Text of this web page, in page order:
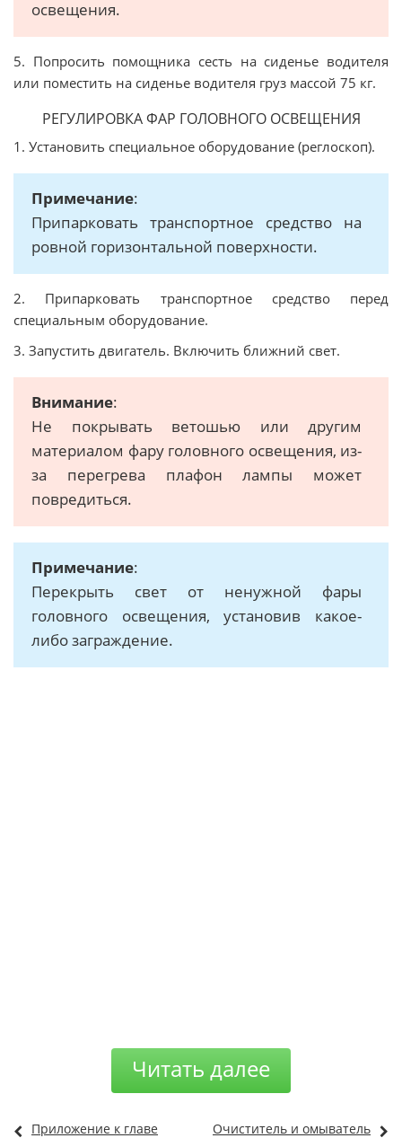
освещения.
5. Попросить помощника сесть на сиденье водителя
или поместить на сиденье водителя груз массой 75 кг.
РЕГУЛИРОВКА ФАР ГОЛОВНОГО ОСВЕЩЕНИЯ
1. Установить специальное оборудование (реглоскоп).
Примечание:
Припарковать транспортное средство на
ровной горизонтальной поверхности.
2. Припарковать транспортное средство перед
специальным оборудование.
3. Запустить двигатель. Включить ближний свет.
Внимание:
Не покрывать ветошью или другим
материалом фару головного освещения, из-
за перегрева плафон лампы может
повредиться.
Примечание:
Перекрыть свет от ненужной фары
головного освещения, установив какое-
либо заграждение.
Читать далее
Приложение к главе Очиститель и омыватель